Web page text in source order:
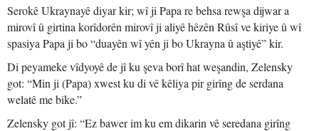
Serokê Ukraynayê diyar kir; wî ji Papa re behsa rewşa dijwar a
mirovî û girtina korîdorên mirovî ji aliyê hêzên Rûsî ve kiriye û wî
spasiya Papa ji bo “duayên wî yên ji bo Ukrayna û aştiyê” kir.
Di peyameke vîdyoyê de jî ku şeva borî hat weşandin, Zelensky
got: “Min ji (Papa) xwest ku di vê kêliya pir girîng de serdana
welatê me bike.”
Zelensky got jî: “Ez bawer im ku em dikarin vê seredana girîng